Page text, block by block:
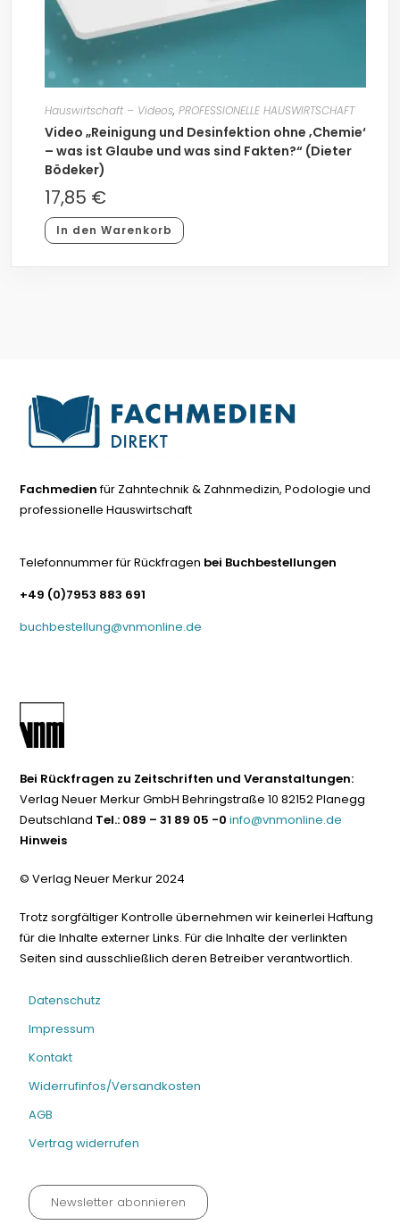
Hauswirtschaft – Videos, PROFESSIONELLE HAUSWIRTSCHAFT
Video „Reinigung und Desinfektion ohne ‚Chemie‘
– was ist Glaube und was sind Fakten?“ (Dieter
Bödeker)
17,85 €
In den Warenkorb
Fachmedienfür Zahntechnik & Zahnmedizin, Podologie und
professionelle Hauswirtschaft
Telefonnummer für Rückfragen bei Buchbestellungen
+49 (0)7953 883 691
buchbestellung@vnmonline.de
Bei Rückfragen zu Zeitschriften und Veranstaltungen:
Verlag Neuer Merkur GmbH Behringstraße 10 82152 Planegg
Deutschland Tel.: 089 – 31 89 05 -0 info@vnmonline.de
Hinweis
© Verlag Neuer Merkur 2024
Trotz sorgfältiger Kontrolle übernehmen wir keinerlei Haftung
für die Inhalte externer Links. Für die Inhalte der verlinkten
Seiten sind ausschließlich deren Betreiber verantwortlich.
Datenschutz
Impressum
Kontakt
Widerrufinfos/Versandkosten
AGB
Vertrag widerrufen
Newsletter abonnieren